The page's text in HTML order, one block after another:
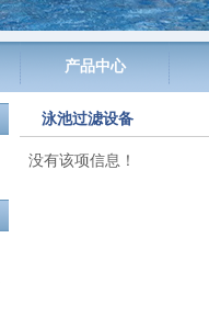
产品中心
泳池过滤设备
没有该项信息！